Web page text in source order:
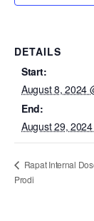
DETAILS
Start:
August 8, 2024
End:
August 29,
Rapat Internal
Prodi